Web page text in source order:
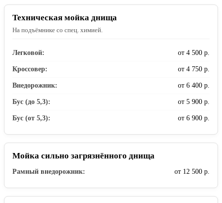
Техническая мойка днища
На подъёмнике со спец. химией.
Легковой: от 4 500 р.
Кроссовер: от 4 750 р.
Внедорожник: от 6 400 р.
Бус (до 5,3): от 5 900 р.
Бус (от 5,3): от 6 900 р.
Мойка сильно загрязнённого днища
Рамный внедорожник: от 12 500 р.